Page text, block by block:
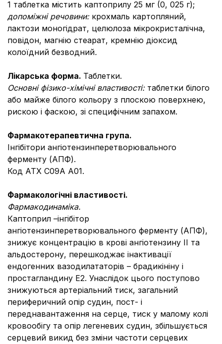
1 таблетка містить каптоприлу 25 мг (0, 025 г);
допоміжні речовини: крохмаль картопляний,
лактози моногідрат, целюлоза мікрокристалічна,
повідон, магнію стеарат, кремнію діоксид
колоїдний безводний.
Лiкарська форма. Таблетки.
Основні фізико-хімічні властивості: таблетки білого
або майже білого кольору з плоскою поверхнею,
рискою і фаскою, зі специфічним запахом.
Фармакотерапевтична група.
Інгібітори ангіотензинперетворювального
ферменту (АПФ).
Код АТХ С09А А01.
Фармакологічні властивості.
Фармакодинаміка.
Каптоприл –інгібітор
ангіотензинперетворювального ферменту (АПФ),
знижує концентрацію в крові ангіотензину II та
альдостерону, перешкоджає інактивації
ендогенних вазодилататорів – брадикініну і
простагландину Е2. Унаслідок цього поступово
знижуються артеріальний тиск, загальний
периферичний опір судин, пост- і
переднавантаження на серце, тиск у малому колі
кровообігу та опір легеневих судин, збільшується
серцевий викид без зміни частоти серцевих